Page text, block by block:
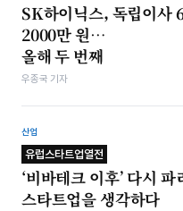
SK하이닉스, 독립이사
2000만 원…
올해 두 번째
우종국 기자
산업
유럽스타트업열전
‘비바테크 이후’ 다시 파
스타트업을 생각하다